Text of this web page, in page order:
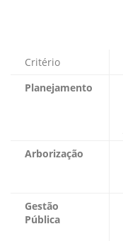
Critério
Planejamento
Arborização
Gestão
Pública